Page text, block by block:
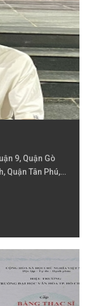
9, Quận Gò
Quận Tân Phú,
10, Quận 11,
Tân, Quận